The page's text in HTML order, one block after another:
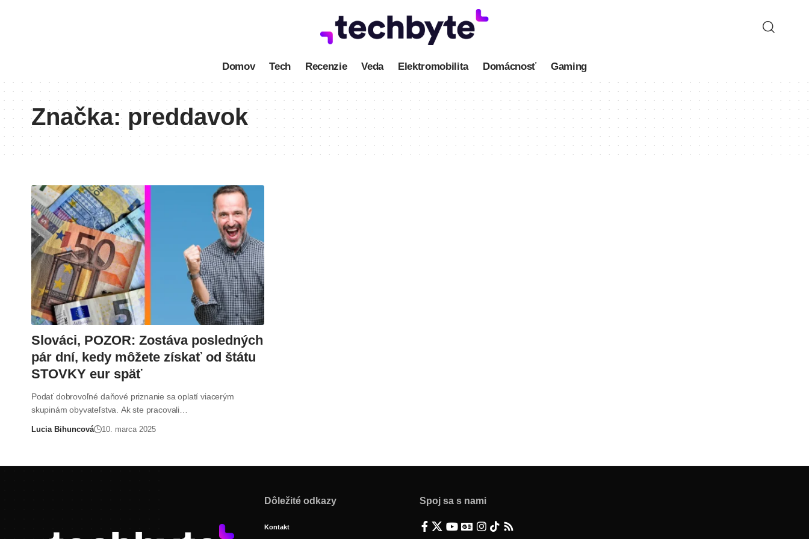
Domov Tech Recenzie Veda Elektromobilita Domácnosť Gaming
Značka: preddavok
Slováci, POZOR: Zostáva posledných
pár dní, kedy môžete získať od štátu
STOVKY eur späť
Podať dobrovoľné daňové priznanie sa oplatí viacerým
skupinám obyvateľstva. Ak ste pracovali…
Lucia Bihuncová 10. marca 2025
Dôležité odkazy
Kontakt
Spoj sa s nami